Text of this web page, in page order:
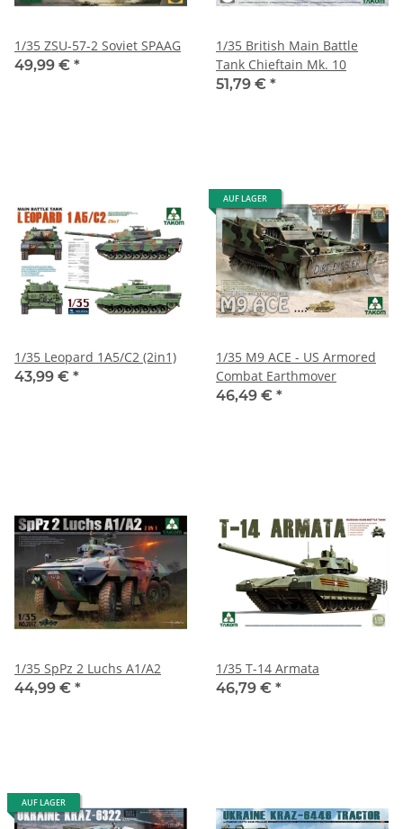
1/35 ZSU-57-2 Soviet SPAAG
49,99 € *
1/35 British Main Battle
Tank Chieftain Mk. 10
51,79 € *
1/35 Leopard 1A5/C2 (2in1)
43,99 € *
AUF LAGER
1/35 M9 ACE - US Armored
Combat Earthmover
46,49 € *
1/35 SpPz 2 Luchs A1/A2
44,99 € *
1/35 T-14 Armata
46,79 € *
AUF LAGER